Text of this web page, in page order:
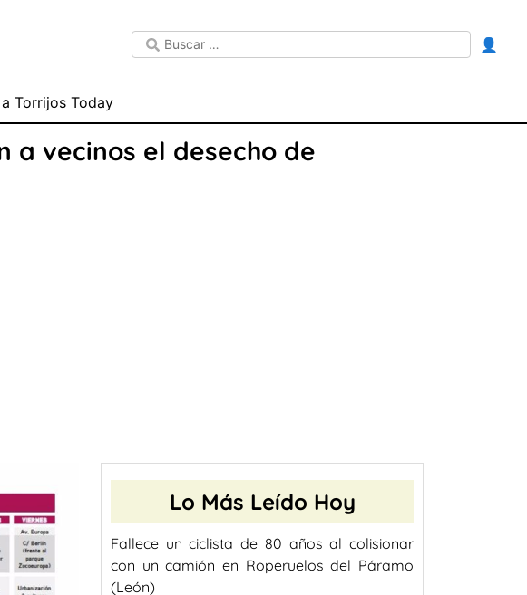
👤
Torrijos Today
a vecinos el desecho de
Lo Más Leído Hoy
Fallece un ciclista de 80 años al colisionar
con un camión en Roperuelos del Páramo
(León)